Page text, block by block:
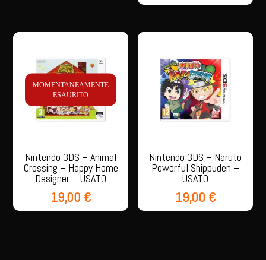
MOMENTANEAMENTE
ESAURITO
Nintendo 3DS – Animal
Crossing – Happy Home
Designer – USATO
19,00 €
Nintendo 3DS – Naruto
Powerful Shippuden –
USATO
19,00 €